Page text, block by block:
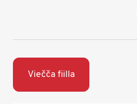
Viečča fiilla